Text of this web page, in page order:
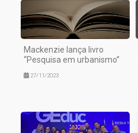
Mackenzie lança livro
“Pesquisa em urbanismo”
27/11/2023